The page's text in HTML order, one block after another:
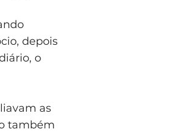
depois
o
as
também